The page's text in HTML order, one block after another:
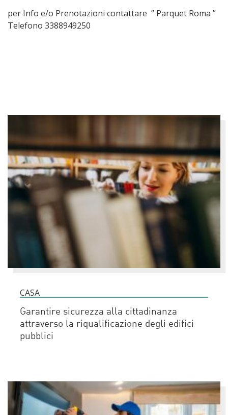
per Info e/o Prenotazioni contattare ” Parquet Roma ”
Telefono 3388949250
CASA
Garantire sicurezza alla cittadinanza
attraverso la riqualificazione degli edifici
pubblici